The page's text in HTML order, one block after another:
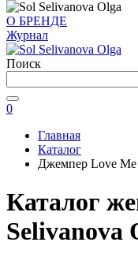
О БРЕНДЕ
Журнал
Поиск
0
Главная
Каталог
Джемпер Love Me
Каталог
Selivanova